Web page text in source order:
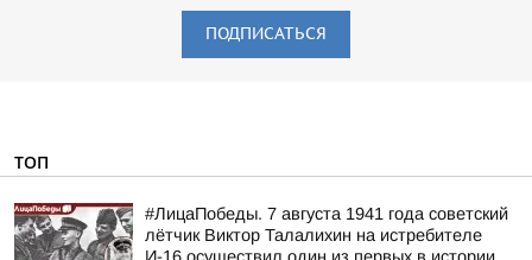
ПОДПИСАТЬСЯ
ТОП
#ЛицаПобеды. 7 августа 1941 года советский
лётчик Виктор Талалихин на истребителе